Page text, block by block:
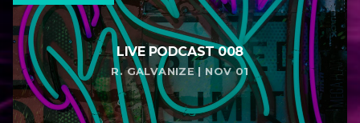
LIVE PODCAST 008
R. GALVANIZE | NOV 01